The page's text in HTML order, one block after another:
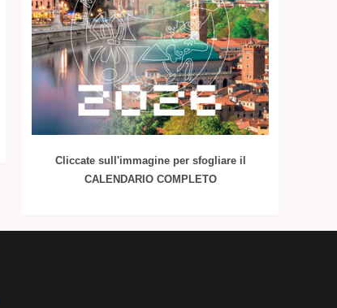
Cliccate sull'immagine per sfogliare il
CALENDARIO COMPLETO